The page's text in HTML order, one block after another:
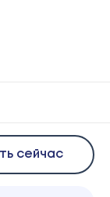
сейчас